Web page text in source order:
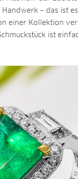
– das ist
einer Kollektion
ist